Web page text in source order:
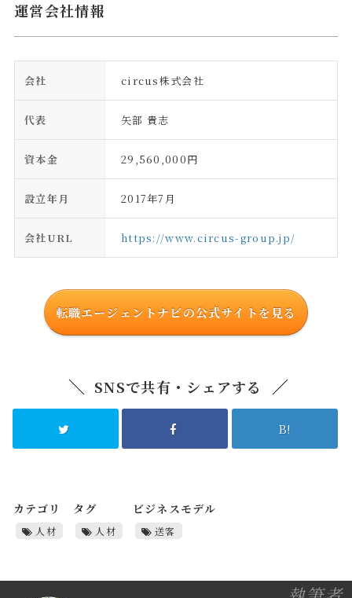
運営会社情報
会社 circus株式会社
代表 矢部 貴志
資本金 29,560,000円
設立年月 2017年7月
会社URL https://www.circus-group.jp/
転職エージェントナビの公式サイトを見る
SNSで共有・シェアする
B!
カテゴリ
人材
タグ
人材
ビジネスモデル
送客